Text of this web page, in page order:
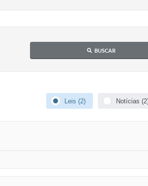
BUSCAR
Leis (2) Notícias